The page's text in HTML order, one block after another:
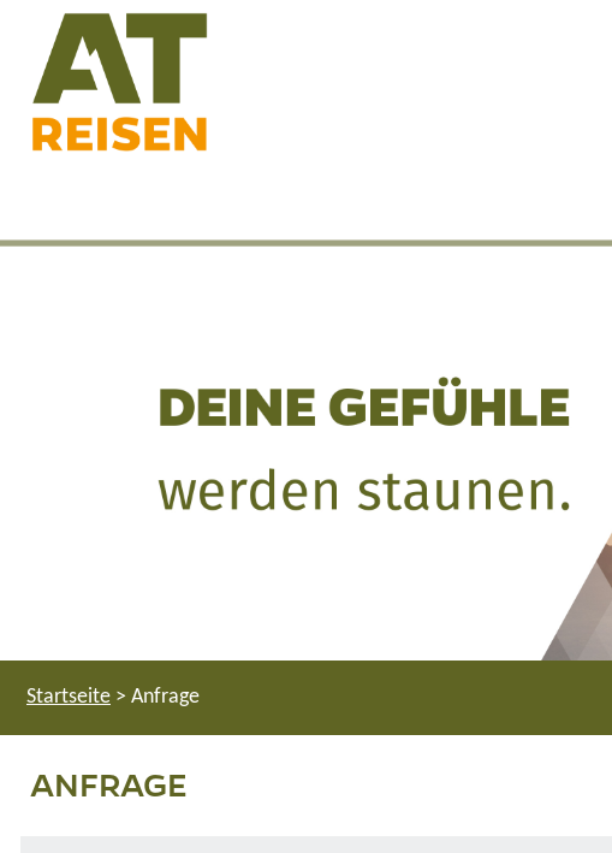
Startseite > Anfrage
ANFRAGE